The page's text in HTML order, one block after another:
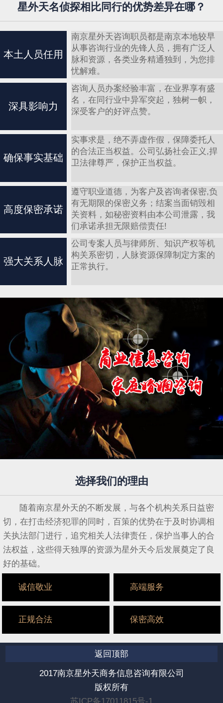
星外天名侦探相比同行的优势差异在哪？
本土人员任用
南京星外天咨询职员都是南京本地较早
从事咨询行业的先锋人员，拥有广泛人
脉和资源，各类业务精通独到，为您排
忧解难。
深具影响力
咨询人员办案经验丰富，在业界享有盛
名，在同行业中异军突起，独树一帜，
深受客户的好评点赞。
确保事实基础
实事求是，绝不弄虚作假，保障委托人
的合法正当权益。公司弘扬社会正义,捍
卫法律尊严，保护正当权益。
高度保密承诺
遵守职业道德，为客户及咨询者保密,负
有无期限的保密义务；结案当面销毁相
关资料，如秘密资料由本公司泄露，我
们承诺承担无限赔偿责任!
强大关系人脉
公司专案人员与律师所、知识产权等机
构关系密切，人脉资源保障制定方案的
正常执行。
选择我们的理由
随着南京星外天的不断发展，与各个机构关系日益密
切，在打击经济犯罪的同时，百策的优势在于及时协调相
关执法部门进行，追究相关人法律责任，保护当事人的合
法权益，这些得天独厚的资源为星外天今后发展奠定了良
好的基础。
诚信敬业 高端服务
正规合法 保密高效
返回顶部
2017南京星外天商务信息咨询有限公司
版权所有
苏ICP备17011815号-1